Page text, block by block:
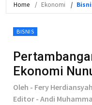
Home Ekonomi
BISNIS
Ekonomi
Oleh - Fery Herdiansyah
Editor - Andi